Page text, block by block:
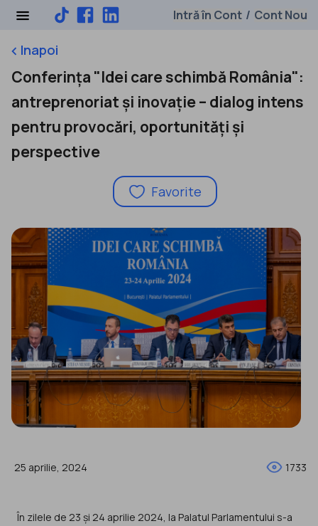
Intră în Cont / Cont Nou
keyboard_arrow_leftInapoi
Conferința "Idei care schimbă România":
antreprenoriat și inovație – dialog intens
pentru provocări, oportunități și
perspective
Favorite
25 aprilie, 2024 1733
În zilele de 23 și 24 aprilie 2024, la Palatul Parlamentului s-a